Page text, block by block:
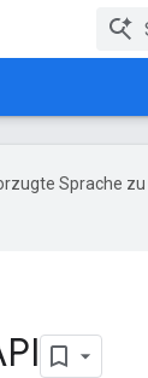
Sprache zu